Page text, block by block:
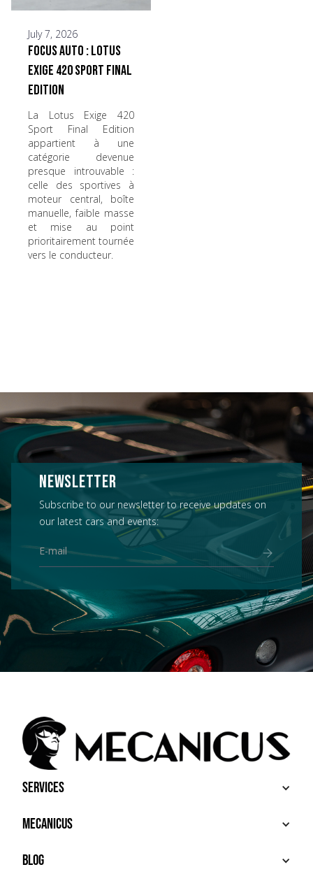
July 7, 2026
Focus Auto : Lotus
Exige 420 Sport Final
Edition
La Lotus Exige 420
Sport Final Edition
appartient à une
catégorie devenue
presque introuvable :
celle des sportives à
moteur central, boîte
manuelle, faible masse
et mise au point
prioritairement tournée
vers le conducteur.
NEWSLETTER
Subscribe to our newsletter to receive updates on
our latest cars and events:
Services
BUY
SELL
ADDITIONAL SERVICES
Mecanicus
ABOUT
HOUSE MECANICUS
Blog